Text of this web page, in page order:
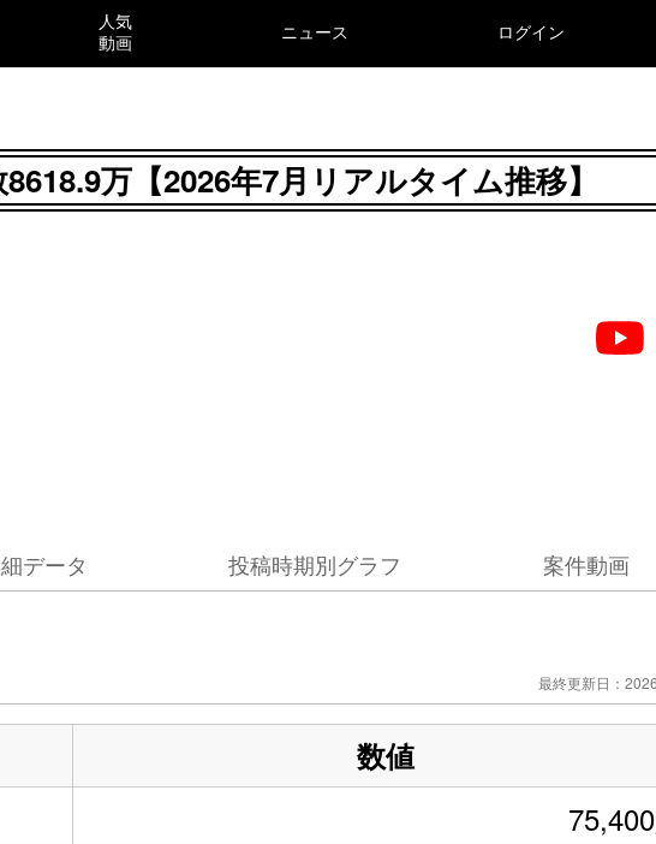
人気
動画
ニュース ログイン
万【2026年7月リアルタイム推移】
データ 投稿時期別グラフ 案件動画
最終更新日：
数値